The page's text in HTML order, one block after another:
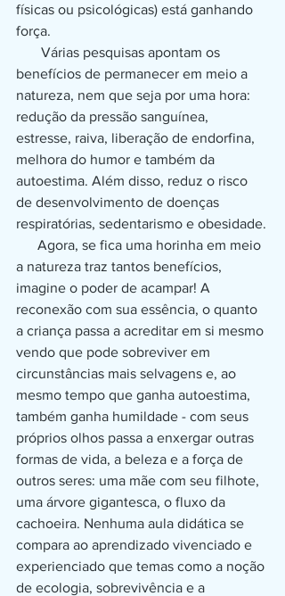
físicas ou psicológicas) está ganhando
força.
benefícios de permanecer em meio a
natureza, nem que seja por uma hora:
redução da pressão sanguínea,
estresse, raiva, liberação de endorfina,
melhora do humor e também da
autoestima. Além disso, reduz o risco
de desenvolvimento de doenças
respiratórias, sedentarismo e obesidade.
a natureza traz tantos benefícios,
imagine o poder de acampar! A
reconexão com sua essência, o quanto
a criança passa a acreditar em si mesmo
vendo que pode sobreviver em
circunstâncias mais selvagens e, ao
mesmo tempo que ganha autoestima,
também ganha humildade - com seus
próprios olhos passa a enxergar outras
formas de vida, a beleza e a força de
outros seres: uma mãe com seu filhote,
uma árvore gigantesca, o fluxo da
cachoeira. Nenhuma aula didática se
compara ao aprendizado vivenciado e
experienciado que temas como a noção
de ecologia, sobrevivência e a